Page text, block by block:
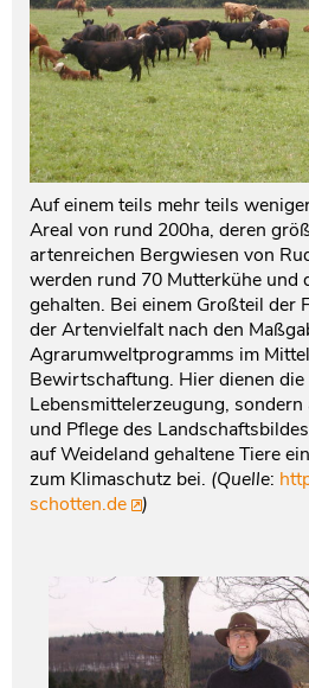
Auf einem teils mehr teils
Areal von rund 200ha, deren
artenreichen Bergwiesen von
werden rund 70 Mutterkühe und
gehalten. Bei einem Großteil der
der Artenvielfalt nach den
Agrarumweltprogramms im
Bewirtschaftung. Hier dienen
Lebensmittelerzeugung,
und Pflege des
auf Weideland gehaltene Tiere
zum Klimaschutz bei. (Quelle:
schotten.de )